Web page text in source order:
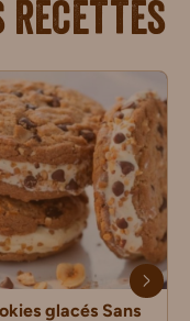
recettes
glacés Sans